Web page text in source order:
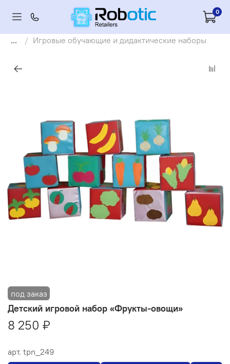
0
... Игровые обучающие и дидактические наборы
арт. tpn_249
Детский игровой набор «Фрукты-овощи»
8 250 ₽